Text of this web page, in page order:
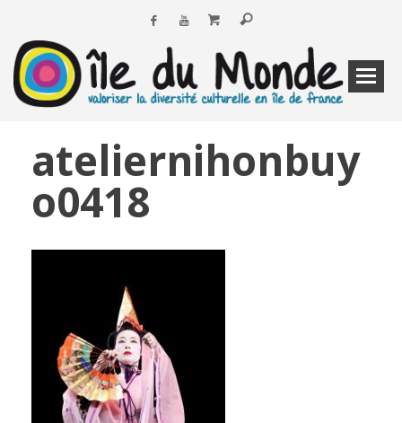
ateliernihonbuy
o0418